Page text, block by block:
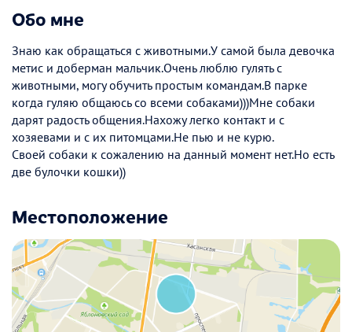
Обо мне
Знаю как обращаться с животными.У самой была девочка
метис и доберман мальчик.Очень люблю гулять с
животными, могу обучить простым командам.В парке
когда гуляю общаюсь со всеми собаками)))Мне собаки
дарят радость общения.Нахожу легко контакт и с
хозяевами и с их питомцами.Не пью и не курю.
Своей собаки к сожалению на данный момент нет.Но есть
две булочки кошки))
Местоположение